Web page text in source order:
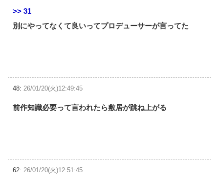
>> 31
別にやってなくて良いってプロデューサーが言ってた
48: 26/01/20(火)12:49:45
前作知識必要って言われたら敷居が跳ね上がる
62: 26/01/20(火)12:51:45